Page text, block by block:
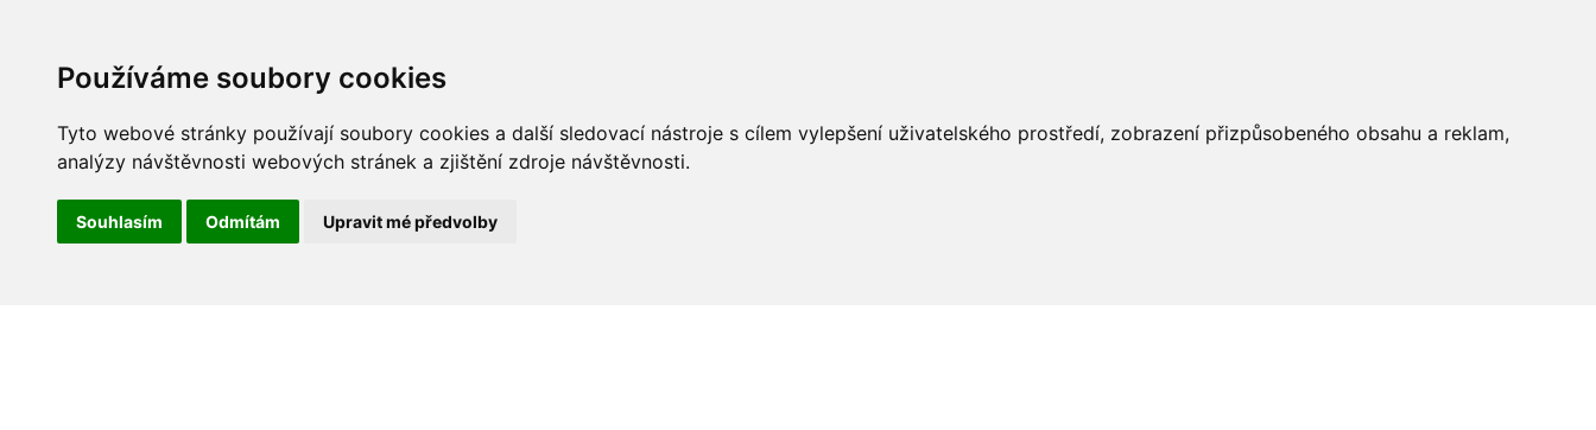
Používáme soubory cookies
Tyto webové stránky používají soubory cookies a další sledovací nástroje s cílem vylepšení uživatelského prostředí, zobrazení přizpůsobeného obsahu a reklam,
analýzy návštěvnosti webových stránek a zjištění zdroje návštěvnosti.
Souhlasím Odmítám Upravit mé předvolby